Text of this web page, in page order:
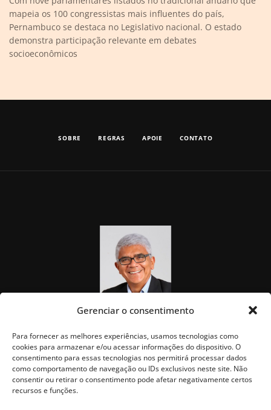
Gerenciar o consentimento
Para fornecer as melhores experiências, usamos tecnologias como
cookies para armazenar e/ou acessar informações do dispositivo. O
consentimento para essas tecnologias nos permitirá processar dados
como comportamento de navegação ou IDs exclusivos neste site. Não
consentir ou retirar o consentimento pode afetar negativamente certos
recursos e funções.
mapeia os 100 congressistas mais influentes do país,
Pernambuco se destaca no Legislativo nacional. O estado
demonstra participação relevante em debates
socioeconômicos
SOBRE REGRAS APOIE CONTATO